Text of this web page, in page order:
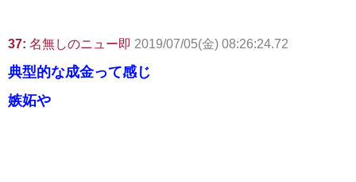
37: 名無しのニュー即 2019/07/05(金) 08:26:24.72
典型的な成金って感じ
嫉妬や